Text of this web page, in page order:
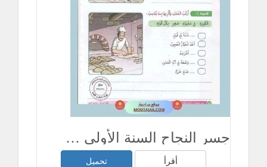
جسر النجاح السنة الأولى الثلاثي الثاني
أقرأ تحميل